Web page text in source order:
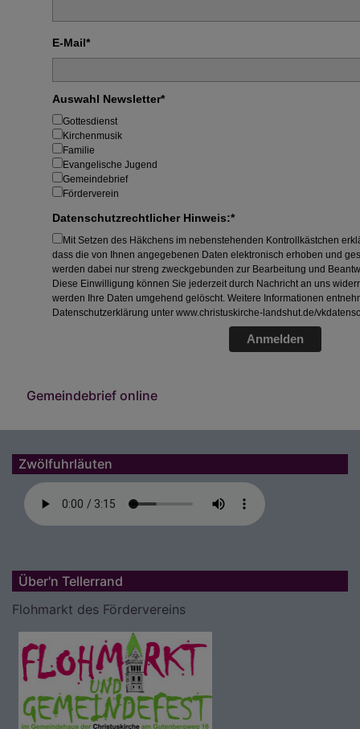
E-Mail*
Auswahl Newsletter*
Gottesdienst
Kirchenmusik
Familie
Evangelische Jugend
Gemeindebrief
Förderverein
Datenschutzrechtlicher Hinweis:*
Mit Setzen des Häkchens im nebenstehenden Kontrollkästchen
dass die von Ihnen angegebenen Daten elektronisch erhoben und
werden dabei nur streng zweckgebunden zur Bearbeitung und
Diese Einwilligung können Sie jederzeit durch Nachricht an uns
werden Ihre Daten umgehend gelöscht. Weitere Informationen
Datenschutzerklärung unter www.christuskirche-landshut.de/
Anmelden
Gemeindebrief online
Zwölfuhrläuten
Über'n Tellerrand
Flohmarkt des Fördervereins